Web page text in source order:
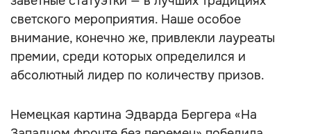
светского мероприятия. Наше особое
внимание, конечно же, привлекли лауреаты
премии, среди которых определился и
абсолютный лидер по количеству призов.
Немецкая картина Эдварда Бергера «На